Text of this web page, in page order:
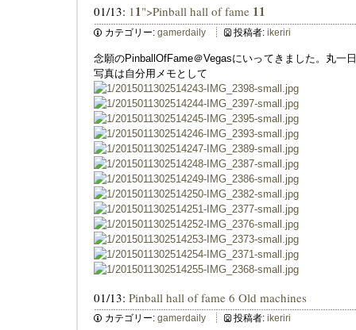
01/13: 11">Pinball hall of fame 11
カテゴリー: gamerdaily 投稿者: ikeriri
念願のPinballOfFame＠Vegasにいってきました。丸一
写真は自分用メモとして
01/13: Pinball hall of fame 6 Old machines
カテゴリー: gamerdaily 投稿者: ikeriri